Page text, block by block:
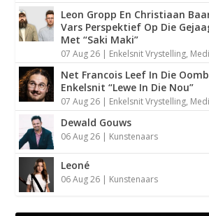
Leon Gropp En Christiaan
Vars Perspektief Op Die
Met “Saki Maki”
07 Aug 26 | Enkelsnit Vrystelling,
Net Francois Leef In Die
Enkelsnit “Lewe In Die Nou”
07 Aug 26 | Enkelsnit Vrystelling,
Dewald Gouws
06 Aug 26 | Kunstenaars
Leoné
06 Aug 26 | Kunstenaars